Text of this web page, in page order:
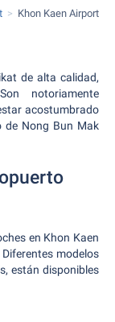
Khon Kaen Airport
de alta calidad,
notoriamente
acostumbrado
de Nong Bun Mak
en Khon Kaen
modelos
están disponibles